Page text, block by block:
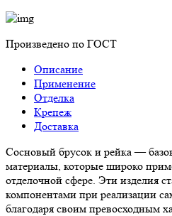
Произведено по ГОСТ
Описание
Применение
Отделка
Крепеж
Доставка
Сосновый брусок и рейка —
материалы, которые широко
отделочной сфере. Эти изделия
компонентами при реализации
благодаря своим превосходным